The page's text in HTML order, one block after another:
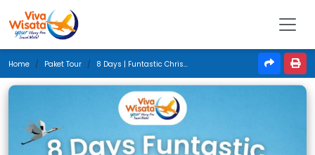
Home Paket Tour 8 Days | Funtastic Christmas In China | Desember 2025 | Jakarta